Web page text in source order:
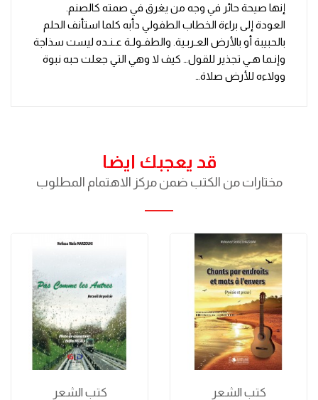
إنها صيحة حائر في وجه من يغرق في صمته كالصنم.
العودة إلى براءة الخطاب الطفولي دأبه كلما استأنف الحلم
بالحبيبة أو بالأرض العـربـية. والطفـولـة عـنـده ليست سذاجة
وإنـما هـي تجذير للقول… كيف لا وهي التي جعلت حبه نبوة
وولاءه للأرض صلاة…
قد يعجبك ايضا
مختارات من الكتب ضمن مركز الاهتمام المطلوب
كتب الشعر
كتب الشعر